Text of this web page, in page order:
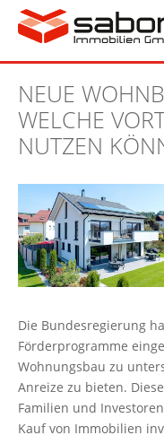
NEUE
WELCHE
NUTZEN
Die Bundesregierung
Förderprogramme
Wohnungsbau zu
Anreize zu bieten.
Familien und
Kauf von Immobilien